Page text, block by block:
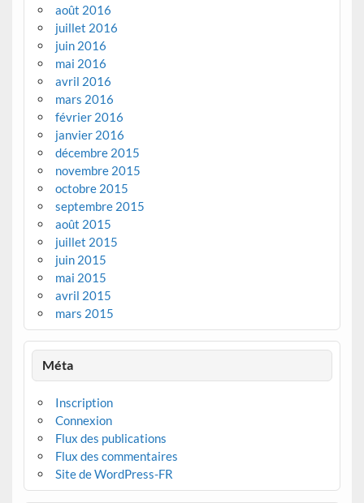
août 2016
juillet 2016
juin 2016
mai 2016
avril 2016
mars 2016
février 2016
janvier 2016
décembre 2015
novembre 2015
octobre 2015
septembre 2015
août 2015
juillet 2015
juin 2015
mai 2015
avril 2015
mars 2015
Méta
Inscription
Connexion
Flux des publications
Flux des commentaires
Site de WordPress-FR